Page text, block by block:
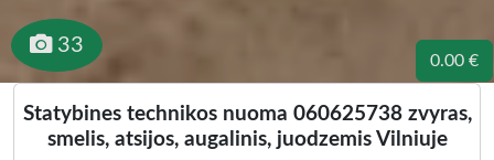
0.00 €
33
Statybines technikos nuoma 060625738 zvyras,
smelis, atsijos, augalinis, juodzemis Vilniuje